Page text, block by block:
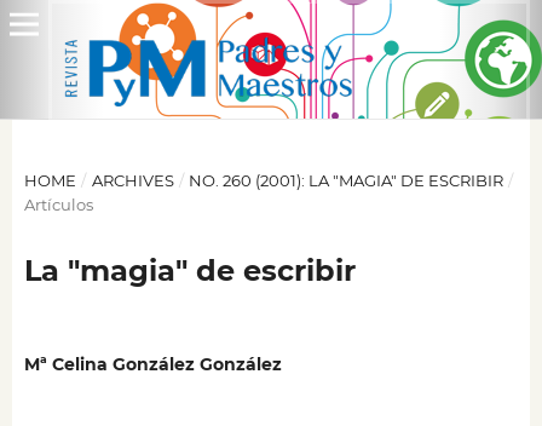
HOME / ARCHIVES / NO. 260 (2001): LA "MAGIA" DE ESCRIBIR /
Artículos
La "magia" de escribir
Mª Celina González González